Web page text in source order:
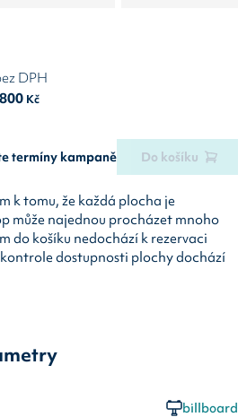
DPH
Kč
termíny kampaně Do košíku
k tomu, že každá plocha je
může najednou procházet mnoho
do košíku nedochází k rezervaci
dostupnosti plochy dochází
billboard